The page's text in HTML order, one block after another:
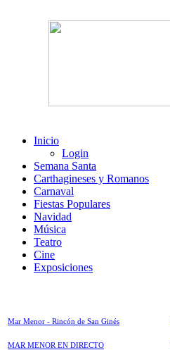
Inicio
Login
Semana Santa
Carthagineses y Romanos
Carnaval
Fiestas Populares
Navidad
Música
Teatro
Cine
Exposiciones
Mar Menor - Rincón de San Ginés
MAR MENOR EN DIRECTO